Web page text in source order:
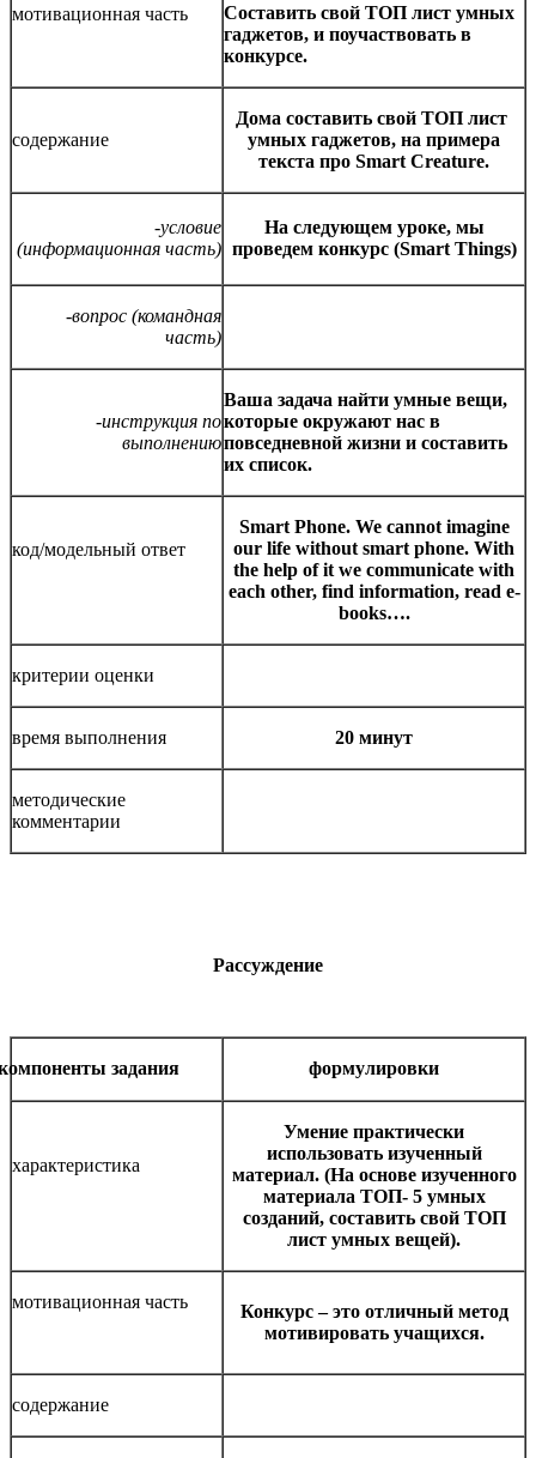
мотивационная часть
Составить свой ТОП лист умных
гаджетов, и поучаствовать в
конкурсе.
содержание
Дома составить свой ТОП лист
умных гаджетов, на примера
текста про Smart Creature.
-условие
(информационная часть)
На следующем уроке, мы
проведем конкурс (Smart Things)
-вопрос (командная
часть)
-инструкция по
выполнению
Ваша задача найти умные вещи,
которые окружают нас в
повседневной жизни и составить
их список.
код/модельный ответ
Smart Phone. We cannot imagine
our life without smart phone. With
the help of it we communicate with
each other, find information, read e-
books….
критерии оценки
время выполнения 20 минут
методические
комментарии
Рассуждение
задания формулировки
характеристика
Умение практически
использовать изученный
материал. (На основе изученного
материала ТОП- 5 умных
созданий, составить свой ТОП
лист умных вещей).
мотивационная часть
Конкурс – это отличный метод
мотивировать учащихся.
содержание